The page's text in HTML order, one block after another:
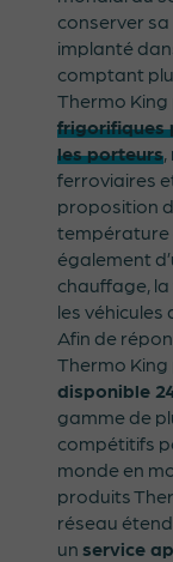
conserver sa
implanté
comptant
Thermo King
frigorifiques
les porteurs
ferroviaires
proposition
température
également
chauffage,
les
Afin de
Thermo
disponible
gamme de
compétitifs
monde en
produits
réseau
un service